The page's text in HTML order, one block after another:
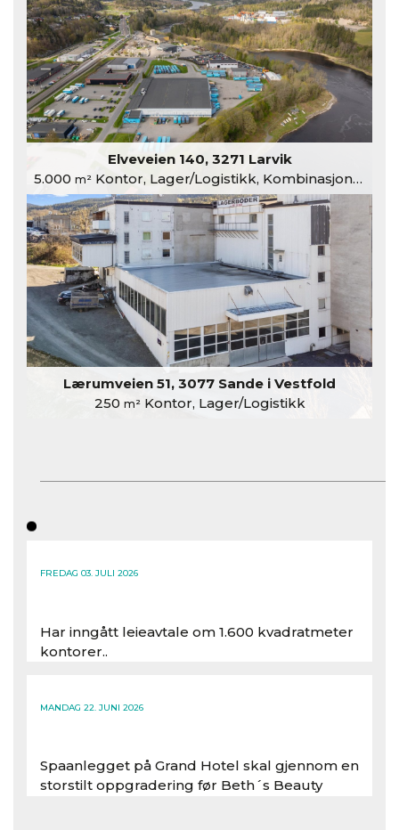
Elveveien 140, 3271 Larvik
5.000 m²Kontor, Lager/Logistikk, Kombinasjonslokaler
Lærumveien 51, 3077 Sande i Vestfold
250 m²Kontor, Lager/Logistikk
FREDAG 03. JULI 2026
Har inngått leieavtale om 1.600 kvadratmeter
kontorer..
MANDAG 22. JUNI 2026
Spaanlegget på Grand Hotel skal gjennom en
storstilt oppgradering før Beth´s Beauty